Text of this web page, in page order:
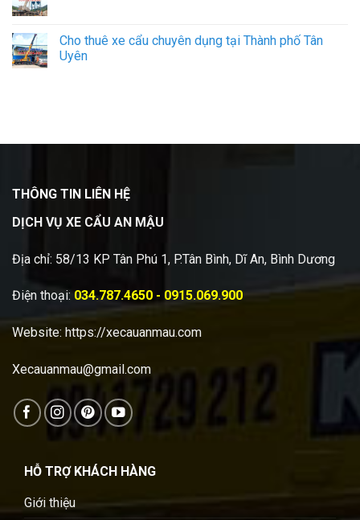
Cho thuê xe cẩu chuyên dụng tại Thành phố Tân
Uyên
THÔNG TIN LIÊN HỆ
DỊCH VỤ XE CẨU AN MẬU
Địa chỉ: 58/13 KP Tân Phú 1, P.Tân Bình, Dĩ An, Bình Dương
Điện thoại: 034.787.4650 - 0915.069.900
Website: https://xecauanmau.com
Xecauanmau@gmail.com
HỖ TRỢ KHÁCH HÀNG
Giới thiệu